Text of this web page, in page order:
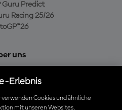
Guru Predict
Racing 25/26
uns
Richtlinien
Erlebnis
Cookies und ähnliche
mit unseren Websites,